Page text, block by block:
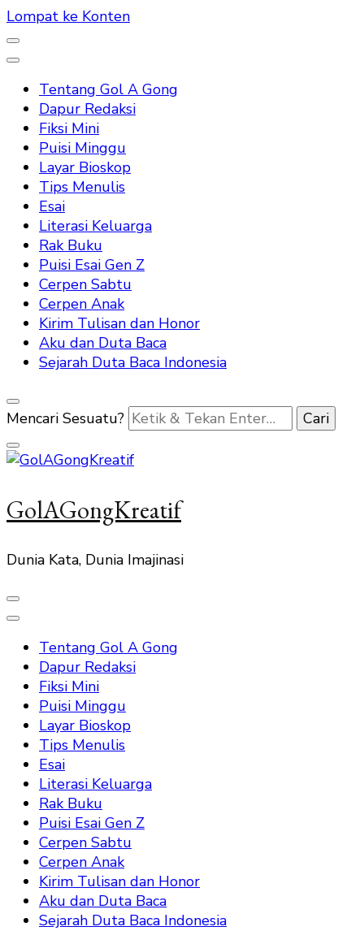
Lompat ke Konten
Tentang Gol A Gong
Dapur Redaksi
Fiksi Mini
Puisi Minggu
Layar Bioskop
Tips Menulis
Esai
Literasi Keluarga
Rak Buku
Puisi Esai Gen Z
Cerpen Sabtu
Cerpen Anak
Kirim Tulisan dan Honor
Aku dan Duta Baca
Sejarah Duta Baca Indonesia
Mencari Sesuatu?
GolAGongKreatif
Dunia Kata, Dunia Imajinasi
Tentang Gol A Gong
Dapur Redaksi
Fiksi Mini
Puisi Minggu
Layar Bioskop
Tips Menulis
Esai
Literasi Keluarga
Rak Buku
Puisi Esai Gen Z
Cerpen Sabtu
Cerpen Anak
Kirim Tulisan dan Honor
Aku dan Duta Baca
Sejarah Duta Baca Indonesia